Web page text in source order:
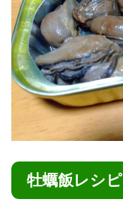
牡蠣飯レシピ